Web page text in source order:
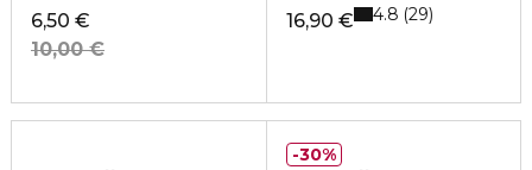
6,50 €
10,00 €
16,90 € 4.8 29
30%